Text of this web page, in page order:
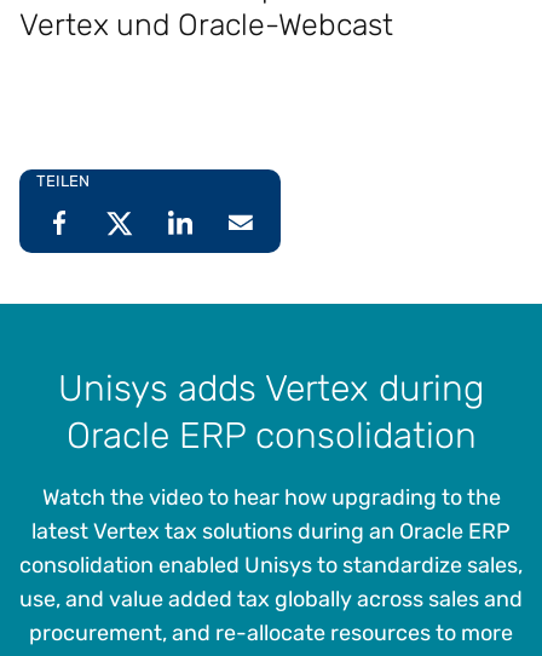
Vertex und Oracle-Webcast
TEILEN
Unisys adds Vertex during
Oracle ERP consolidation
Watch the video to hear how upgrading to the
latest Vertex tax solutions during an Oracle ERP
consolidation enabled Unisys to standardize sales,
use, and value added tax globally across sales and
procurement, and re-allocate resources to more